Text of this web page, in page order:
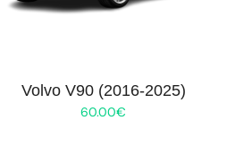
Volvo V90 (2016-2025)
60.00€